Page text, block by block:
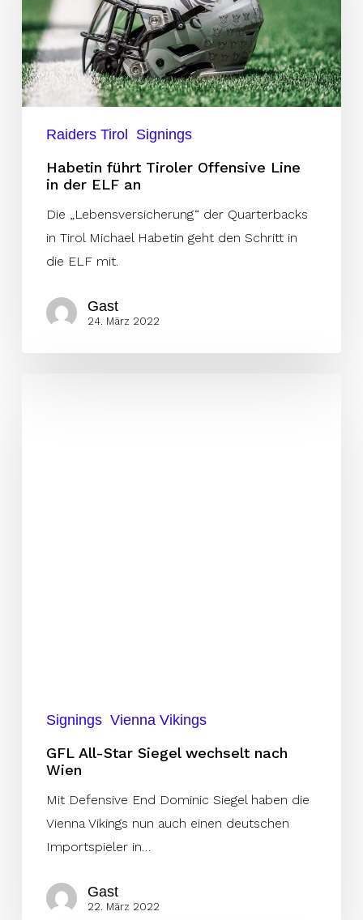
Offensive
Line
in
der
ELF
Raiders Tirol Signings
Habetin führt Tiroler Offensive Line
in der ELF an
Die „Lebensversicherung“ der Quarterbacks
in Tirol Michael Habetin geht den Schritt in
die ELF mit.
Gast
24. März 2022
Signings Vienna Vikings
GFL All-Star Siegel wechselt nach
Wien
Mit Defensive End Dominic Siegel haben die
Vienna Vikings nun auch einen deutschen
Importspieler in…
Gast
22. März 2022